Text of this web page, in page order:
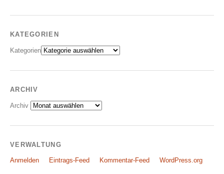
KATEGORIEN
Kategorien
ARCHIV
Archiv
VERWALTUNG
Anmelden Eintrags-Feed Kommentar-Feed WordPress.org